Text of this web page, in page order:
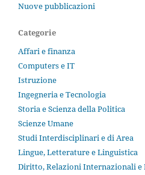
Nuove pubblicazioni
Categorie
Affari e finanza
Computers e IT
Istruzione
Ingegneria e Tecnologia
Storia e Scienza della Politica
Scienze Umane
Studi Interdisciplinari e di Area
Lingue, Letterature e Linguistica
Diritto, Relazioni Internazionali